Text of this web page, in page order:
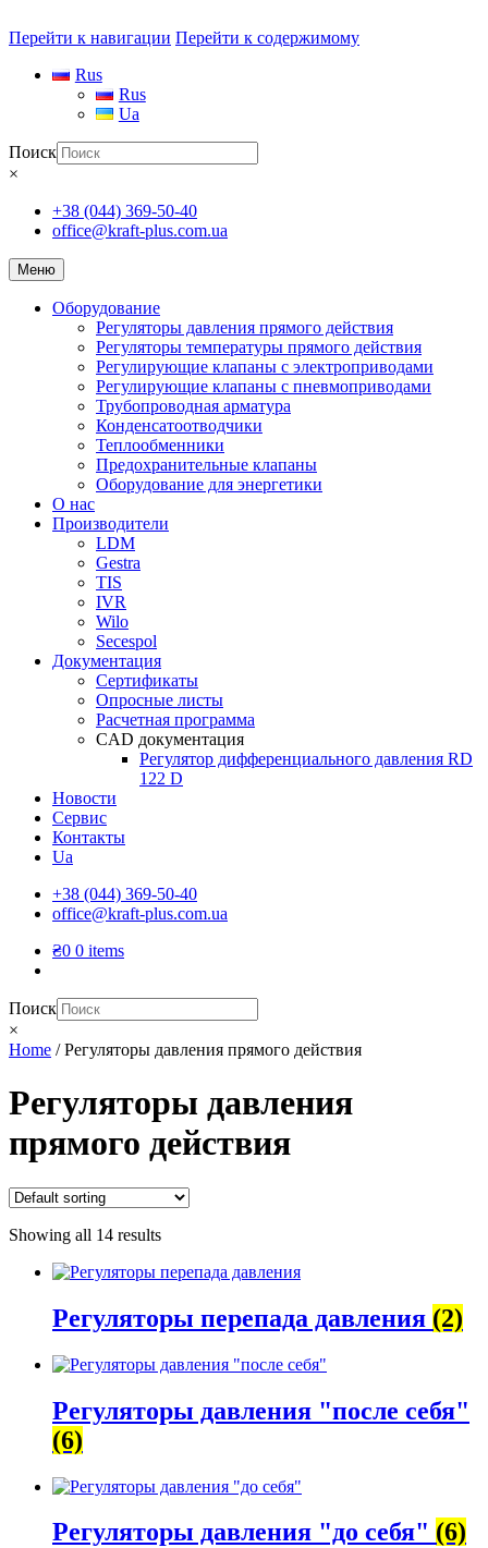
Перейти к навигации Перейти к содержимому
Rus
Rus
Ua
Поиск
×
+38 (044) 369-50-40
office@kraft-plus.com.ua
Меню
Оборудование
Регуляторы давления прямого действия
Регуляторы температуры прямого действия
Регулирующие клапаны с электроприводами
Регулирующие клапаны с пневмоприводами
Трубопроводная арматура
Конденсатоотводчики
Теплообменники
Предохранительные клапаны
Оборудование для энергетики
О нас
Производители
LDM
Gestra
TIS
IVR
Wilo
Secespol
Документация
Сертификаты
Опросные листы
Расчетная программа
CAD документация
Регулятор дифференциального давления RD
122 D
Новости
Сервис
Контакты
Ua
+38 (044) 369-50-40
office@kraft-plus.com.ua
₴0 0 items
Поиск
×
Home /Регуляторы давления прямого действия
Регуляторы давления
прямого действия
Showing all 14 results
Регуляторы перепада давления (2)
Регуляторы давления "после себя"
(6)
Регуляторы давления "до себя" (6)